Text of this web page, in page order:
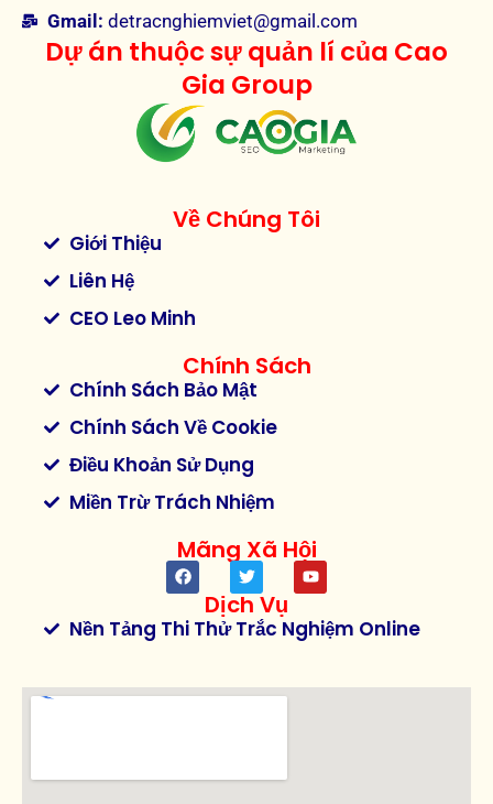
Gmail: detracnghiemviet@gmail.com
Dự án thuộc sự quản lí của Cao
Gia Group
Về Chúng Tôi
Giới Thiệu
Liên Hệ
CEO Leo Minh
Chính Sách
Chính Sách Bảo Mật
Chính Sách Về Cookie
Điều Khoản Sử Dụng
Miền Trừ Trách Nhiệm
Mãng Xã Hội
Dịch Vụ
Nền Tảng Thi Thử Trắc Nghiệm Online